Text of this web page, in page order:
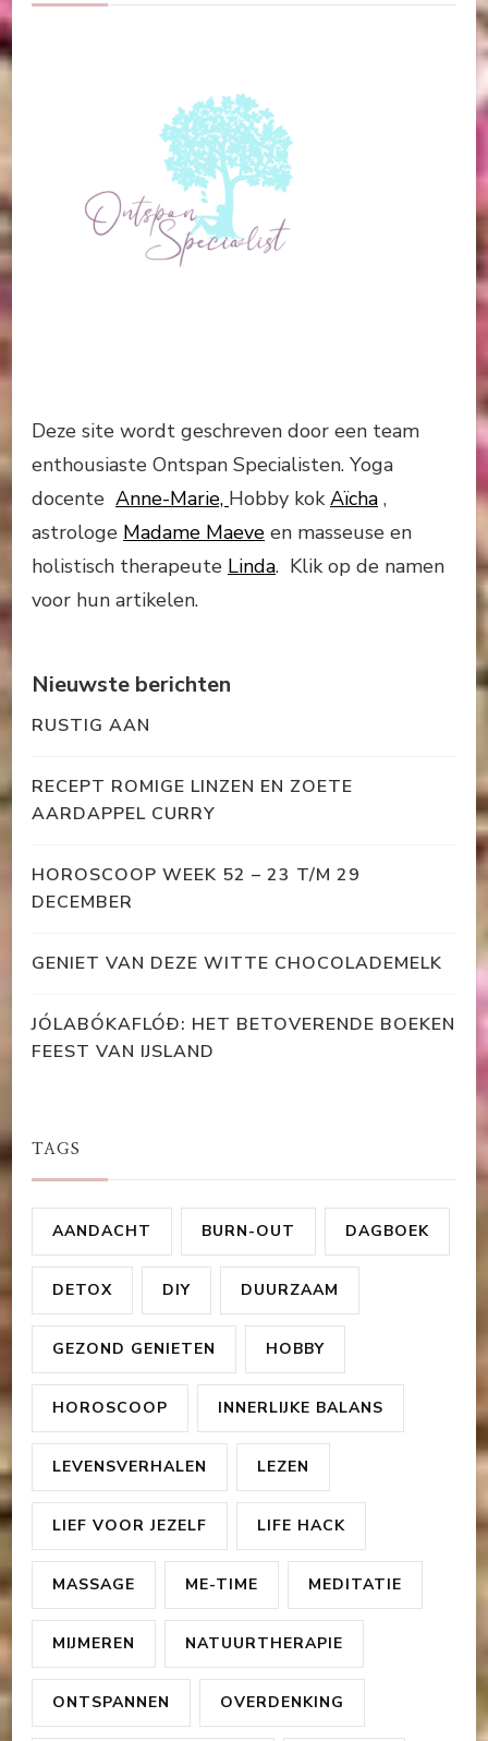
Deze site wordt geschreven door een team
enthousiaste Ontspan Specialisten. Yoga
docente Anne-Marie, Hobby kok Aïcha ,
astrologe Madame Maeve en masseuse en
holistisch therapeute Linda. Klik op de namen
voor hun artikelen.
Nieuwste berichten
RUSTIG AAN
RECEPT ROMIGE LINZEN EN ZOETE
AARDAPPEL CURRY
HOROSCOOP WEEK 52 – 23 T/M 29
DECEMBER
GENIET VAN DEZE WITTE CHOCOLADEMELK
JÓLABÓKAFLÓÐ: HET BETOVERENDE BOEKEN
FEEST VAN IJSLAND
TAGS
AANDACHT BURN-OUT DAGBOEK
DETOX DIY DUURZAAM
GEZOND GENIETEN HOBBY
HOROSCOOP INNERLIJKE BALANS
LEVENSVERHALEN LEZEN
LIEF VOOR JEZELF LIFE HACK
MASSAGE ME-TIME MEDITATIE
MIJMEREN NATUURTHERAPIE
ONTSPANNEN OVERDENKING